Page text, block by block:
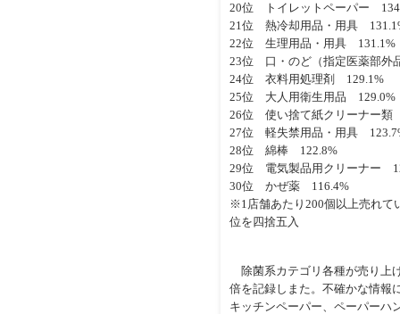
20位 トイレットペーパー
21位 熱冷却用品・用具
22位 生理用品・用具 131.1%
23位 口・のど（指定医薬部外
24位 衣料用処理剤 129.1%
25位 大人用衛生用品 129.0%
26位 使い捨て紙クリーナー類
27位 軽失禁用品・用具
28位 綿棒 122.8%
29位 電気製品用クリーナー
30位 かぜ薬 116.4%
※1店舗あたり200個以上売れて
位を四捨五入
除菌系カテゴリ各種が売り上
倍を記録しまた。不確かな情報
キッチンペーパー、ペーパーハ